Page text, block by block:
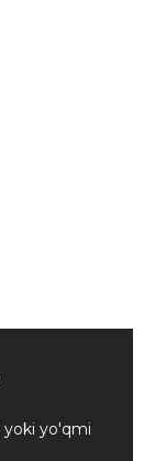
yoki yo'qmi